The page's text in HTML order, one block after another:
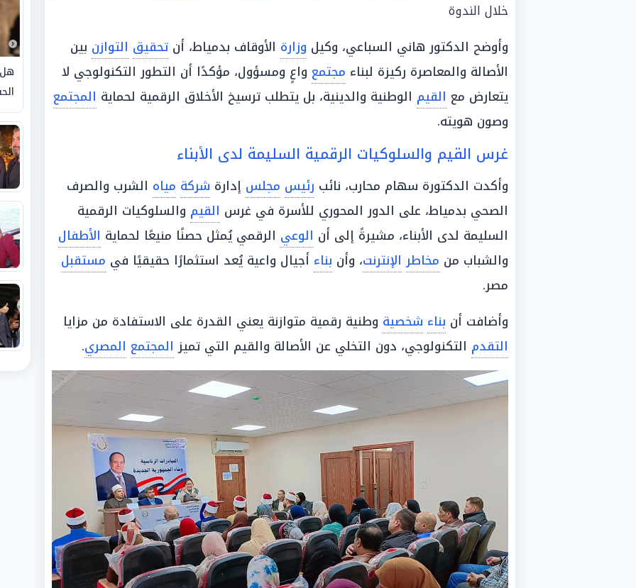
خلال الندوة
وأوضح الدكتور هاني السباعي، وكيل وزارة الأوقاف بدمياط، أن تحقيق التوازن بين
الأصالة والمعاصرة ركيزة لبناء مجتمع واعٍ ومسؤول، مؤكدًا أن التطور التكنولوجي لا
يتعارض مع القيم الوطنية والدينية، بل يتطلب ترسيخ الأخلاق الرقمية لحماية المجتمع
وصون هويته.
غرس القيم والسلوكيات الرقمية السليمة لدى الأبناء
وأكدت الدكتورة سهام محارب، نائب رئيس مجلس إدارة شركة مياه الشرب والصرف
الصحي بدمياط، على الدور المحوري للأسرة في غرس القيم والسلوكيات الرقمية
السليمة لدى الأبناء، مشيرةً إلى أن الوعي الرقمي يُمثل حصنًا منيعًا لحماية الأطفال
والشباب من مخاطر الإنترنت، وأن بناء أجيال واعية يُعد استثمارًا حقيقيًا في مستقبل
مصر.
وأضافت أن بناء شخصية وطنية رقمية متوازنة يعني القدرة على الاستفادة من مزايا
التقدم التكنولوجي، دون التخلي عن الأصالة والقيم التي تميز المجتمع المصري.